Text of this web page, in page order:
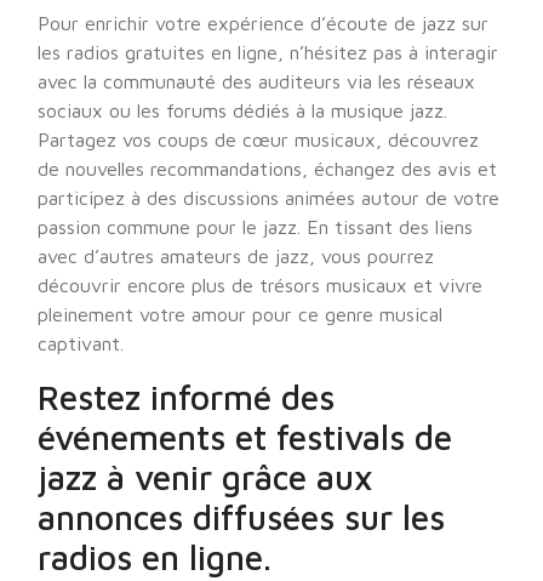
Pour enrichir votre expérience d’écoute de jazz sur
les radios gratuites en ligne, n’hésitez pas à interagir
avec la communauté des auditeurs via les réseaux
sociaux ou les forums dédiés à la musique jazz.
Partagez vos coups de cœur musicaux, découvrez
de nouvelles recommandations, échangez des avis et
participez à des discussions animées autour de votre
passion commune pour le jazz. En tissant des liens
avec d’autres amateurs de jazz, vous pourrez
découvrir encore plus de trésors musicaux et vivre
pleinement votre amour pour ce genre musical
captivant.
Restez informé des
événements et festivals de
jazz à venir grâce aux
annonces diffusées sur les
radios en ligne.